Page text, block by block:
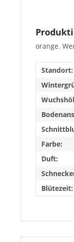
orange.
Standort:
Farbe:
Duft:
Blütezeit: